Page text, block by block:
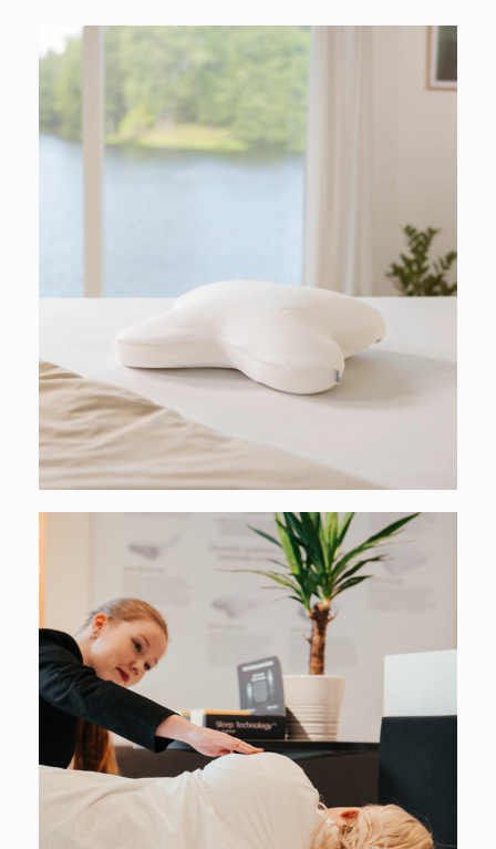
Tutustu tuotteisiin
verkkokaupassa
Verkkokaupasta löydät koko mallistomme: lue lisää
TEMPUR-sängyistä, -tyynyistä, -patjoista, -peitoista
ja pientuotteistamme.
Tutustu nyt